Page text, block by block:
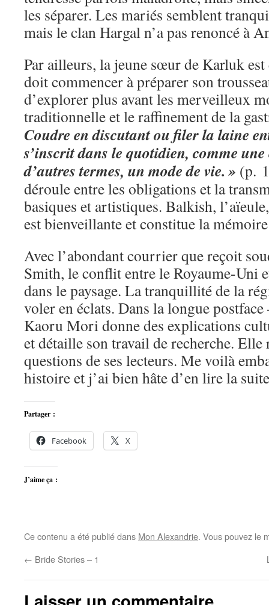
les séparer. Les mariés semblent
mais le clan Hargal n’a pas renoncé à
Par ailleurs, la jeune sœur de Karluk est
doit commencer à préparer son
d’explorer plus avant les merveilleux
traditionnelle et le raffinement de la
Coudre en discutant ou filer la laine
s’inscrit dans le quotidien, comme une
d’autres termes, un mode de vie. » (p.
déroule entre les obligations et la
basiques et artistiques. Balkish,
est bienveillante et constitue la
Avec l’abondant courrier que reçoit
Smith, le conflit entre le Royaume-Uni
dans le paysage. La tranquillité de la
voler en éclats. Dans la longue postface
Kaoru Mori donne des explications
et détaille son travail de recherche. Elle
questions de ses lecteurs. Me voilà
histoire et j’ai bien hâte d’en lire la
Partager :
Facebook X
J’aime ça :
Ce contenu a été publié dans Mon Alexandrie. Vous pouvez le
← Bride Stories – 1